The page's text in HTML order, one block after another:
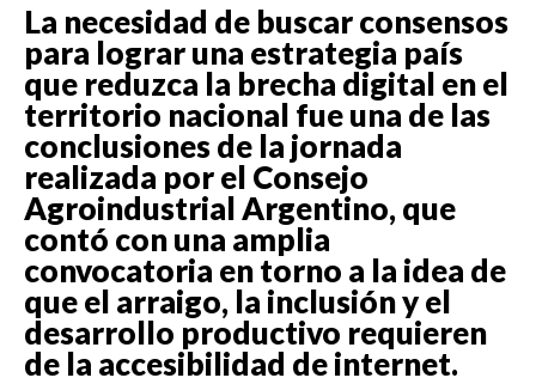
La necesidad de buscar consensos
para lograr una estrategia país
que reduzca la brecha digital en el
territorio nacional fue una de las
conclusiones de la jornada
realizada por el Consejo
Agroindustrial Argentino, que
contó con una amplia
convocatoria en torno a la idea de
que el arraigo, la inclusión y el
desarrollo productivo requieren
de la accesibilidad de internet.